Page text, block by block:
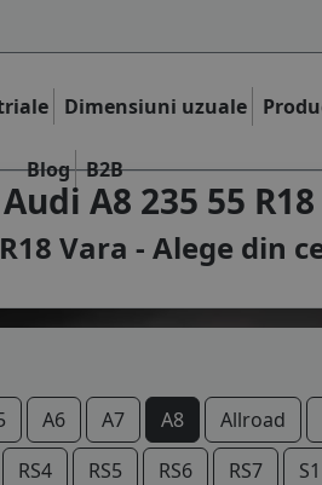
Dimensiuni uzuale
Blog B2B
A8 235 55
Vara - Alege din
A6 A7 A8 Allroad
RS4 RS5 RS6 RS7 S1